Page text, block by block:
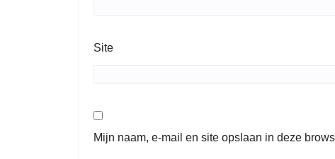
Site
Mijn naam, e-mail en site opslaan in deze